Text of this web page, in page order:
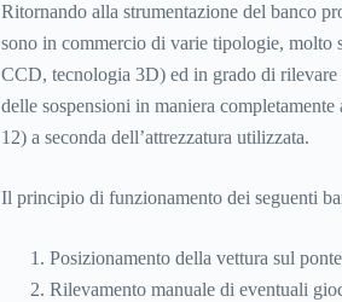
Ritornando alla strumentazione del banco
sono in commercio di varie tipologie, molto
CCD, tecnologia 3D) ed in grado di
delle sospensioni in maniera
12) a seconda dell’attrezzatura utilizzata.
Il principio di funzionamento dei seguenti
Posizionamento della vettura sul
Rilevamento manuale di eventuali